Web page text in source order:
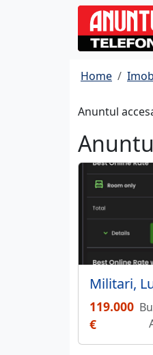
Home
Anuntul
Militari,
119.000
€